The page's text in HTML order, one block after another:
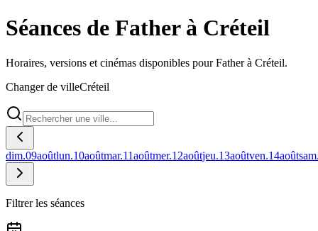
Séances de Father à Créteil
Horaires, versions et cinémas disponibles pour Father à Créteil.
Changer de villeCréteil
dim.09aoûtlun.10aoûtmar.11aoûtmer.12aoûtjeu.13aoûtven.14août
Filtrer les séances